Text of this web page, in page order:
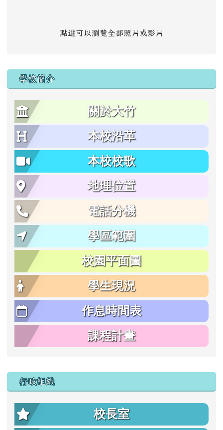
點選可以瀏覽全部照片或影片
學校簡介
關於大竹
本校沿革
本校校歌
地理位置
電話分機
學區範圍
校園平面圖
學生現況
作息時間表
課程計畫
行政組織
校長室